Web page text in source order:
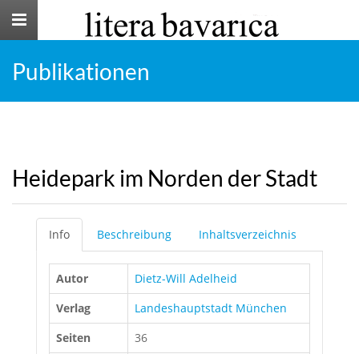
Toggle
Publikationen
Heidepark im Norden der Stadt
Info Beschreibung Inhaltsverzeichnis
Autor
Dietz-Will Adelheid
Verlag
Landeshauptstadt München
Seiten
36